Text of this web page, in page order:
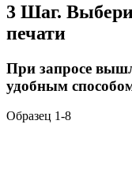
3 Шаг.
печати
При запросе
удобным
Образец 1-8